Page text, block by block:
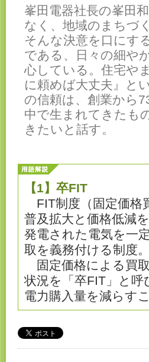
峯田電器社長の峯田
なく、地域のまちづ
そんな決意を口にす
である、日々の細や
心している。住宅や
に頼めば大丈夫』と
の信頼は、創業から
中で生まれてきたも
きたいと話す。
【1】卒FIT
FIT制度（固定価格
普及拡大と価格低減
発電された電気を一
取を義務付ける制度。
固定価格による買
状況を「卒FIT」と
電力購入量を減らす